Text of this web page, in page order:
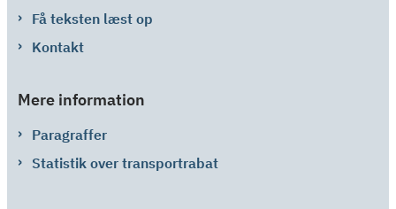
Få teksten læst op
Kontakt
Mere information
Paragraffer
Statistik over transportrabat